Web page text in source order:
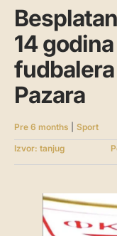
14
fudbalera
Pazara
Pre 6 months Sport
Izvor: tanjug